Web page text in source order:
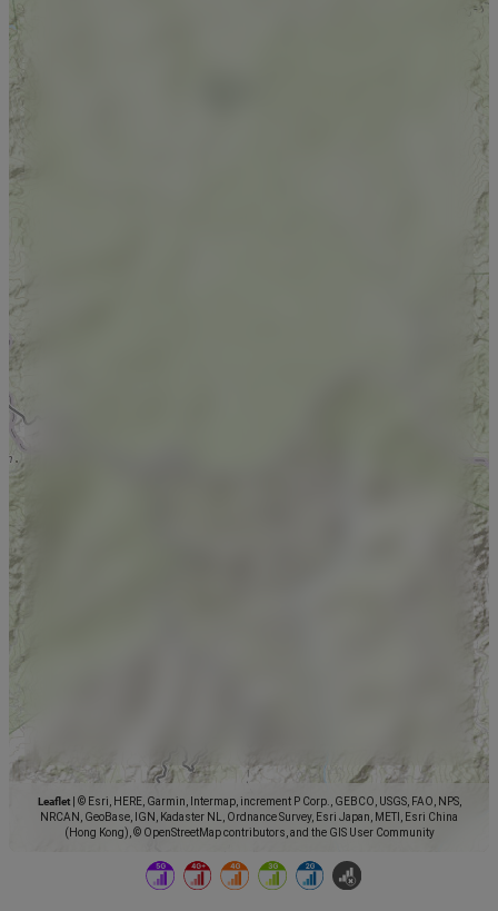
Leaflet
© Esri, HERE, Garmin, Intermap, increment P Corp., GEBCO, USGS, FAO, NPS,
NRCAN, GeoBase, IGN, Kadaster NL, Ordnance Survey, Esri Japan, METI, Esri China
(Hong Kong), © OpenStreetMap contributors, and the GIS User Community